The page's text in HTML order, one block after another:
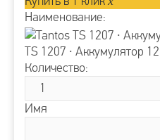
Наименование:
TS 1207 ∙ Аккумулятор
Количество:
Имя